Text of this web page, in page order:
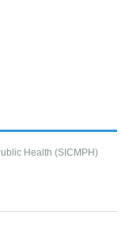
Health (SICMPH)